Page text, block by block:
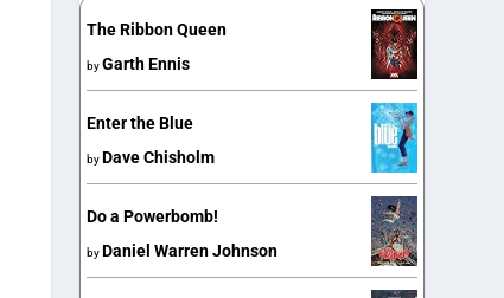
The Ribbon Queen
byGarth Ennis
Enter the Blue
by Dave Chisholm
Do a Powerbomb!
by Daniel Warren Johnson